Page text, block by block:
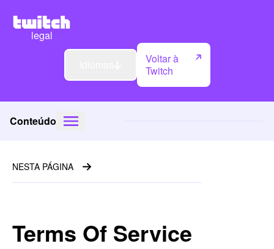
legal
Voltar à
Twitch
Conteúdo
Terms Of Service
NESTA PÁGINA